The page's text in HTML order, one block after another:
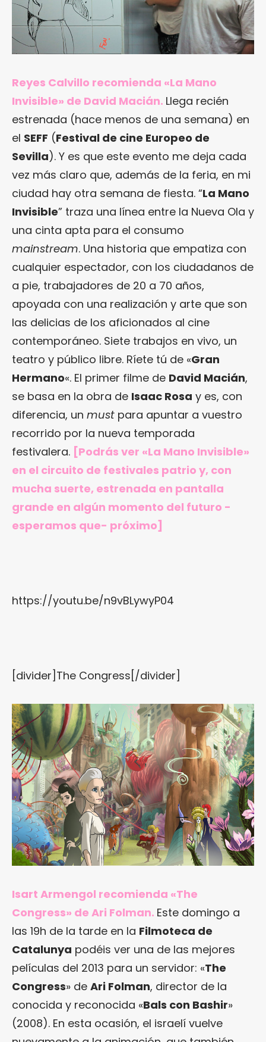
Reyes Calvillo recomienda «La Mano
Invisible» de David Macián. Llega recién
estrenada (hace menos de una semana) en
el SEFF (Festival de cine Europeo de
Sevilla). Y es que este evento me deja cada
vez más claro que, además de la feria, en mi
ciudad hay otra semana de fiesta. “La Mano
Invisible” traza una línea entre la Nueva Ola y
una cinta apta para el consumo
mainstream. Una historia que empatiza con
cualquier espectador, con los ciudadanos de
a pie, trabajadores de 20 a 70 años,
apoyada con una realización y arte que son
las delicias de los aficionados al cine
contemporáneo. Siete trabajos en vivo, un
teatro y público libre. Ríete tú de «Gran
Hermano«. El primer filme de David Macián,
se basa en la obra de Isaac Rosa y es, con
diferencia, un must para apuntar a vuestro
recorrido por la nueva temporada
festivalera. [Podrás ver «La Mano Invisible»
en el circuito de festivales patrio y, con
mucha suerte, estrenada en pantalla
grande en algún momento del futuro -
esperamos que- próximo]
https://youtu.be/n9vBLywyP04
[divider]The Congress[/divider]
Isart Armengol recomienda «The
Congress» de Ari Folman. Este domingo a
las 19h de la tarde en la Filmoteca de
Catalunya podéis ver una de las mejores
películas del 2013 para un servidor: «The
Congress» de Ari Folman, director de la
conocida y reconocida «Bals con Bashir»
(2008). En esta ocasión, el israelí vuelve